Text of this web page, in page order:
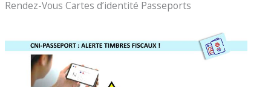
Rendez-Vous Cartes d’identité Passeports